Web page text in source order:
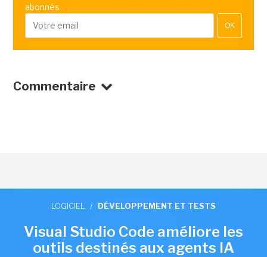
abonnés
OK
Commentaire
LOGICIEL / DÉVELOPPEMENT ET TESTS
Visual Studio Code améliore les
outils destinés aux agents IA